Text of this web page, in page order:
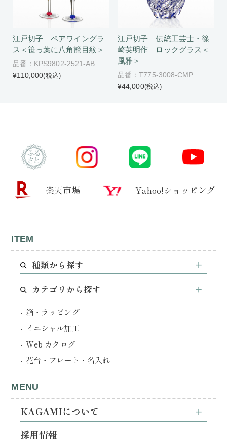
江戸切子 ペアワイングラ
ス＜笹っ葉に八角籠目紋＞
品番：KPS9802-2521-AB
¥110,000(税込)
江戸切子 伝統工芸士・篠
崎英明作 ロックグラス＜
風雅＞
品番：T775-3008-CMP
¥44,000(税込)
楽天市場 Yahoo!ショッピング
ITEM
種類から探す
カテゴリから探す
箱・ラッピング
イニシャル加工
Web カタログ
花台・プレート・名入れ
MENU
KAGAMIについて
採用情報